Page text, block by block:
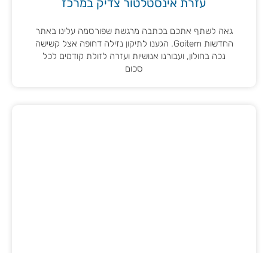
עזרת אינסטלטור צדיק במרכז
גאה לשתף אתכם בכתבה מרגשת שפורסמה עלינו באתר
החדשות Goitem. הגענו לתיקון נזילה דחופה אצל קשישה
נכה בחולון, ועבורנו אנושיות ועזרה לזולת קודמים לכל
סכום